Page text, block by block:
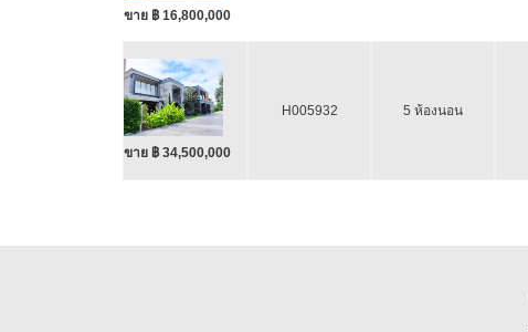
ขาย ฿ 16,800,000
ขาย ฿ 34,500,000
H005932 5 ห้องนอน